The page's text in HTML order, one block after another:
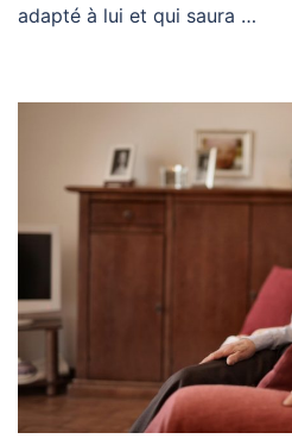
adapté à lui et qui saura …